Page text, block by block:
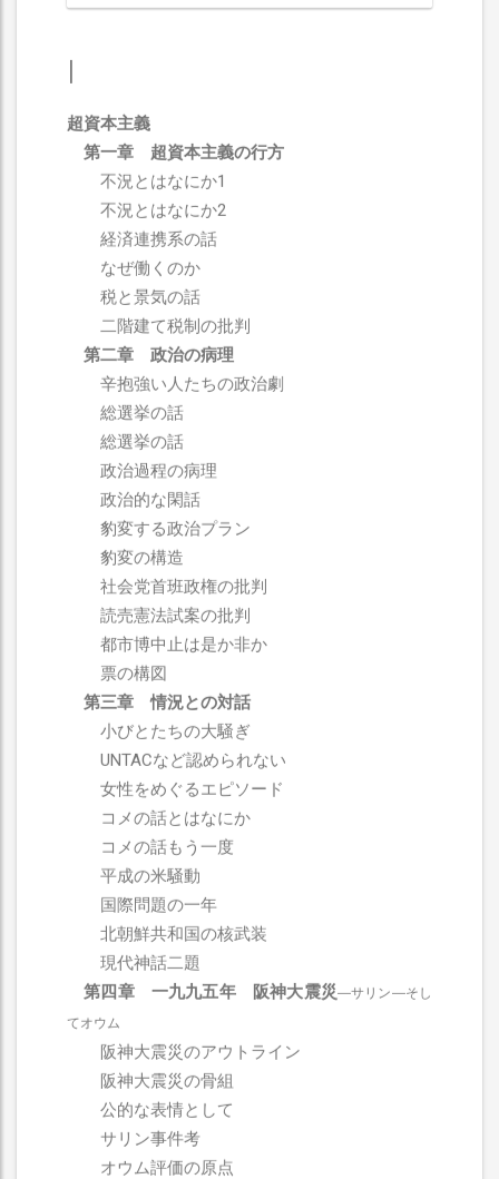
I
超資本主義
第一章 超資本主義の行方
不況とはなにか1
不況とはなにか2
経済連携系の話
なぜ働くのか
税と景気の話
二階建て税制の批判
第二章 政治の病理
辛抱強い人たちの政治劇
総選挙の話
総選挙の話
政治過程の病理
政治的な閑話
豹変する政治プラン
豹変の構造
社会党首班政権の批判
読売憲法試案の批判
都市博中止は是か非か
票の構図
第三章 情況との対話
小びとたちの大騒ぎ
UNTACなど認められない
女性をめぐるエピソード
コメの話とはなにか
コメの話もう一度
平成の米騒動
国際問題の一年
北朝鮮共和国の核武装
現代神話二題
第四章 一九九五年 阪神大震災―サリン―そし
てオウム
阪神大震災のアウトライン
阪神大震災の骨組
公的な表情として
サリン事件考
オウム評価の原点